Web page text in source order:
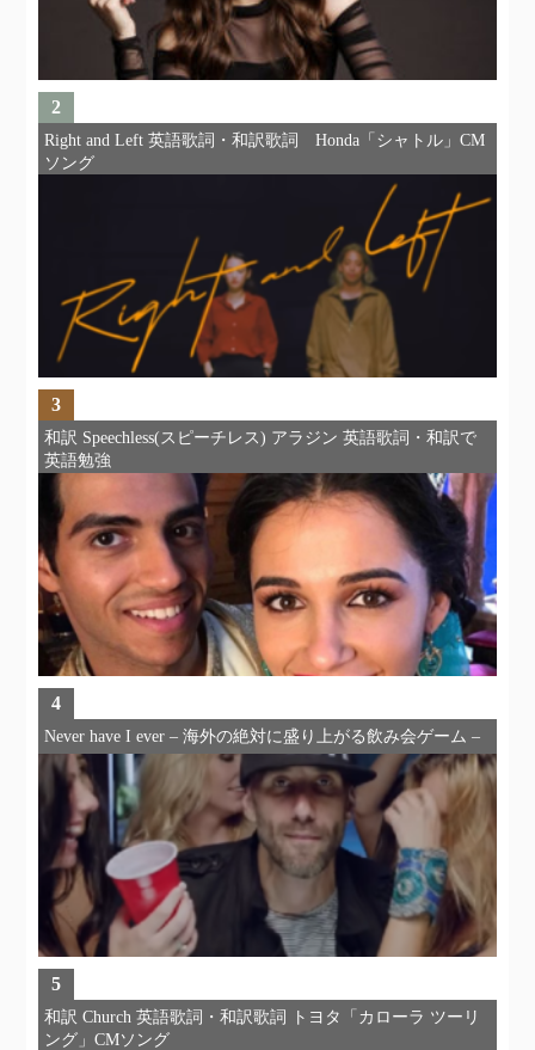
2
Right and Left 英語歌詞・和訳歌詞 Honda「シャトル」CM
ソング
3
和訳 Speechless(スピーチレス) アラジン 英語歌詞・和訳で
英語勉強
4
Never have I ever – 海外の絶対に盛り上がる飲み会ゲーム –
5
和訳 Church 英語歌詞・和訳歌詞 トヨタ「カローラ ツーリ
ング」CMソング